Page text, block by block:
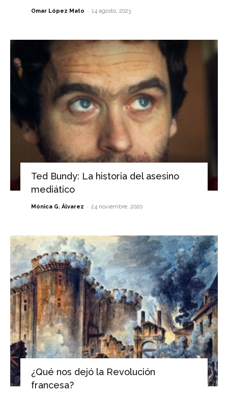
Omar López Mato - 14 agosto, 2023
Ted Bundy: La historia del asesino
mediático
Mónica G. Álvarez - 24 noviembre, 2020
¿Qué nos dejó la Revolución
francesa?